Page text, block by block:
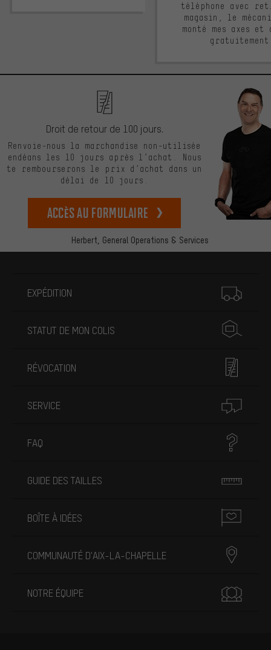
téléphone avec
magasin, le
monté mes axes et
Herbert, General Operations & Services
Droit de retour de 100 jours.
Renvoie-nous la marchandise non-utilisée
endéans les 10 jours après l’achat. Nous
te rembourserons le prix d’achat dans un
délai de 10 jours.
Accès au formulaire
EXPÉDITION
STATUT DE MON COLIS
RÉVOCATION
SERVICE
FAQ
GUIDE DES TAILLES
BOÎTE À IDÉES
COMMUNAUTÉ D'AIX-LA-CHAPELLE
NOTRE ÉQUIPE